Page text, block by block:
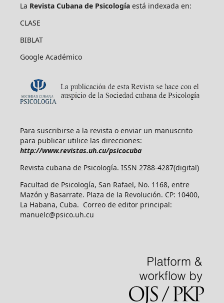
La Revista Cubana de Psicologíaestá indexada en:
CLASE
BIBLAT
Google Académico
Para suscribirse a la revista o enviar un manuscrito
para publicar utilice las direcciones:
http://www.revistas.uh.cu/psicocuba
Revista cubana de Psicología. ISSN 2788-4287(digital)
Facultad de Psicología, San Rafael, No. 1168, entre
Mazón y Basarrate. Plaza de la Revolución. CP: 10400,
La Habana, Cuba. Correo de editor principal:
manuelc@psico.uh.cu